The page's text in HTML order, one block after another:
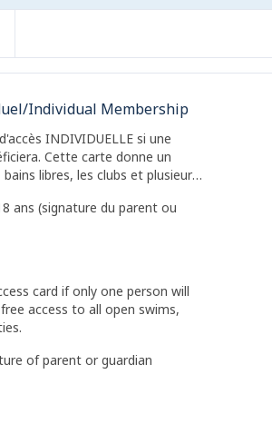
Individual Membership
INDIVIDUELLE si une
Cette carte donne un
libres, les clubs et plusieurs
ans (signature du parent ou
card if only one person will
access to all open swims,
of parent or guardian